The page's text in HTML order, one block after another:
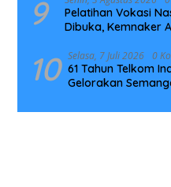
9
Pelatihan Vokasi
Dibuka, Kemnaker
10 Selasa, 7 Juli 2026 0
61 Tahun Telkom
Gelorakan